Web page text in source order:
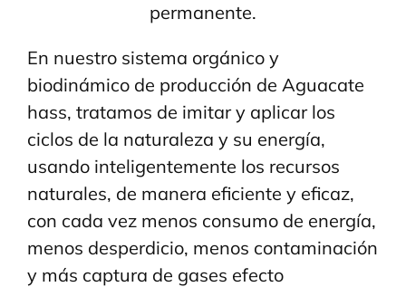
permanente.
En nuestro sistema orgánico y
biodinámico de producción de Aguacate
hass, tratamos de imitar y aplicar los
ciclos de la naturaleza y su energía,
usando inteligentemente los recursos
naturales, de manera eficiente y eficaz,
con cada vez menos consumo de energía,
menos desperdicio, menos contaminación
y más captura de gases efecto